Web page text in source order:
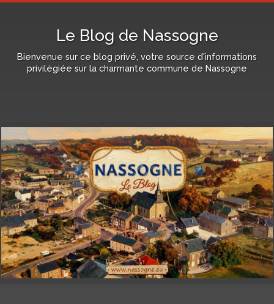
Le Blog de Nassogne
Bienvenue sur ce blog privé, votre source d'informations
privilégiée sur la charmante commune de Nassogne